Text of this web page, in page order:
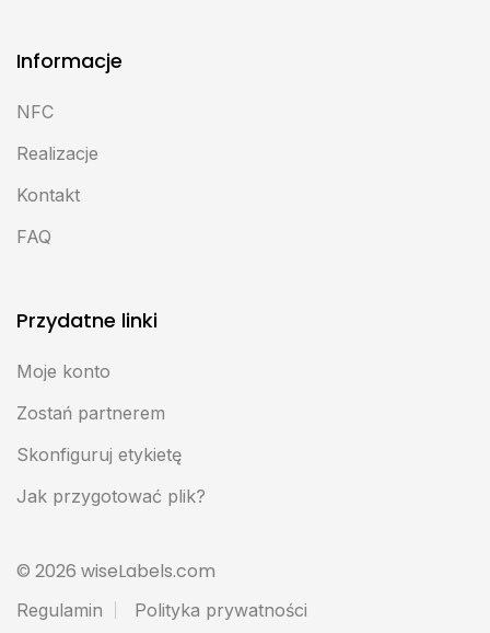
Informacje
NFC
Realizacje
Kontakt
FAQ
Przydatne linki
Moje konto
Zostań partnerem
Skonfiguruj etykietę
Jak przygotować plik?
© 2026 wiseLabels.com
Regulamin Polityka prywatności